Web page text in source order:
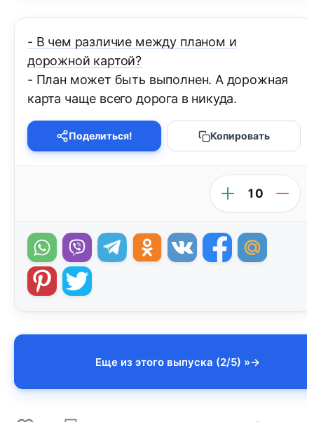
- В чем различие между планом и
дорожной картой?
- План может быть выполнен. А дорожная
карта чаще всего дорога в никуда.
Поделиться! Копировать
10
Еще из этого выпуска (2/5) »